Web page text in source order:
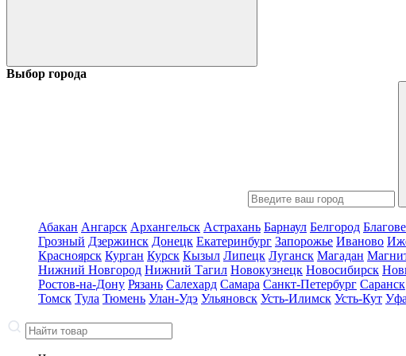
Выбор города
Абакан Ангарск Архангельск Астрахань Барнаул Белгород
Грозный Дзержинск Донецк Екатеринбург Запорожье Иваново
Красноярск Курган Курск Кызыл Липецк Луганск Магадан
Нижний Новгород Нижний Тагил Новокузнецк Новосибирск
Ростов-на-Дону Рязань Салехард Самара Санкт-Петербург Саранск
Томск Тула Тюмень Улан-Удэ Ульяновск Усть-Илимск Усть-Кут Уфа